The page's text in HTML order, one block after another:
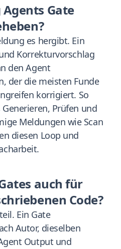
Gate
es hergibt. Ein
Korrekturvorschlag
den Agent
der die meisten Funde
korrigiert. So
Prüfen und
Meldungen wie Scan
diesen Loop und
auch für
Code?
Ein Gate
Autor, dieselben
Output und